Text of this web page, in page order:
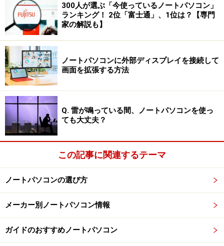
3.用途に応じてハードウェアを増強できる
上述した通り、Windowsは様々なハードウェアに対応し
ているので、1つ1つのパーツを自分で選んでカスタマイ
ズするのは簡単です。知識があれば、CPUからパソコン
ケースまでパーツを1つ1つ自分で選んで、パソコンをイ
チから組み立てることすらできます。所謂「自作パソコ
ン」と呼ばれるものです。
これの良い点は、どのような用途で使うか明確になって
いるときに、ポイントを絞ってハードウェアを増強でき
る点です。そうすれば、十分な性能を持ったパソコンを
より安く調達することができます。
例えば、パソコンでの音楽や映像編集には高い処理性能
おいてハードウェアを選定するといったことが可能にな
ります。
300人が選ぶ「今使っているノートパソコン」
ランキング！ 2位「富士通」、1位は？【専門
家の解説も】
ノートパソコンに外部ディスプレイを接続して
画面を拡張する方法
Q. 雷が鳴っている間、ノートパソコンを使っ
ても大丈夫？
この記事に関連するテーマ
ノートパソコンの選び方
メーカー別ノートパソコン情報
ガイドのおすすめノートパソコン